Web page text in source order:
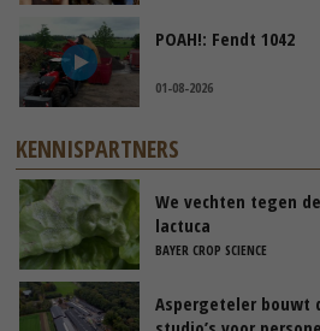
POAH!: Fendt 1042
01-08-2026
KENNISPARTNERS
We vechten tegen
lactuca
BAYER CROP SCIENCE
Aspergeteler bouwt